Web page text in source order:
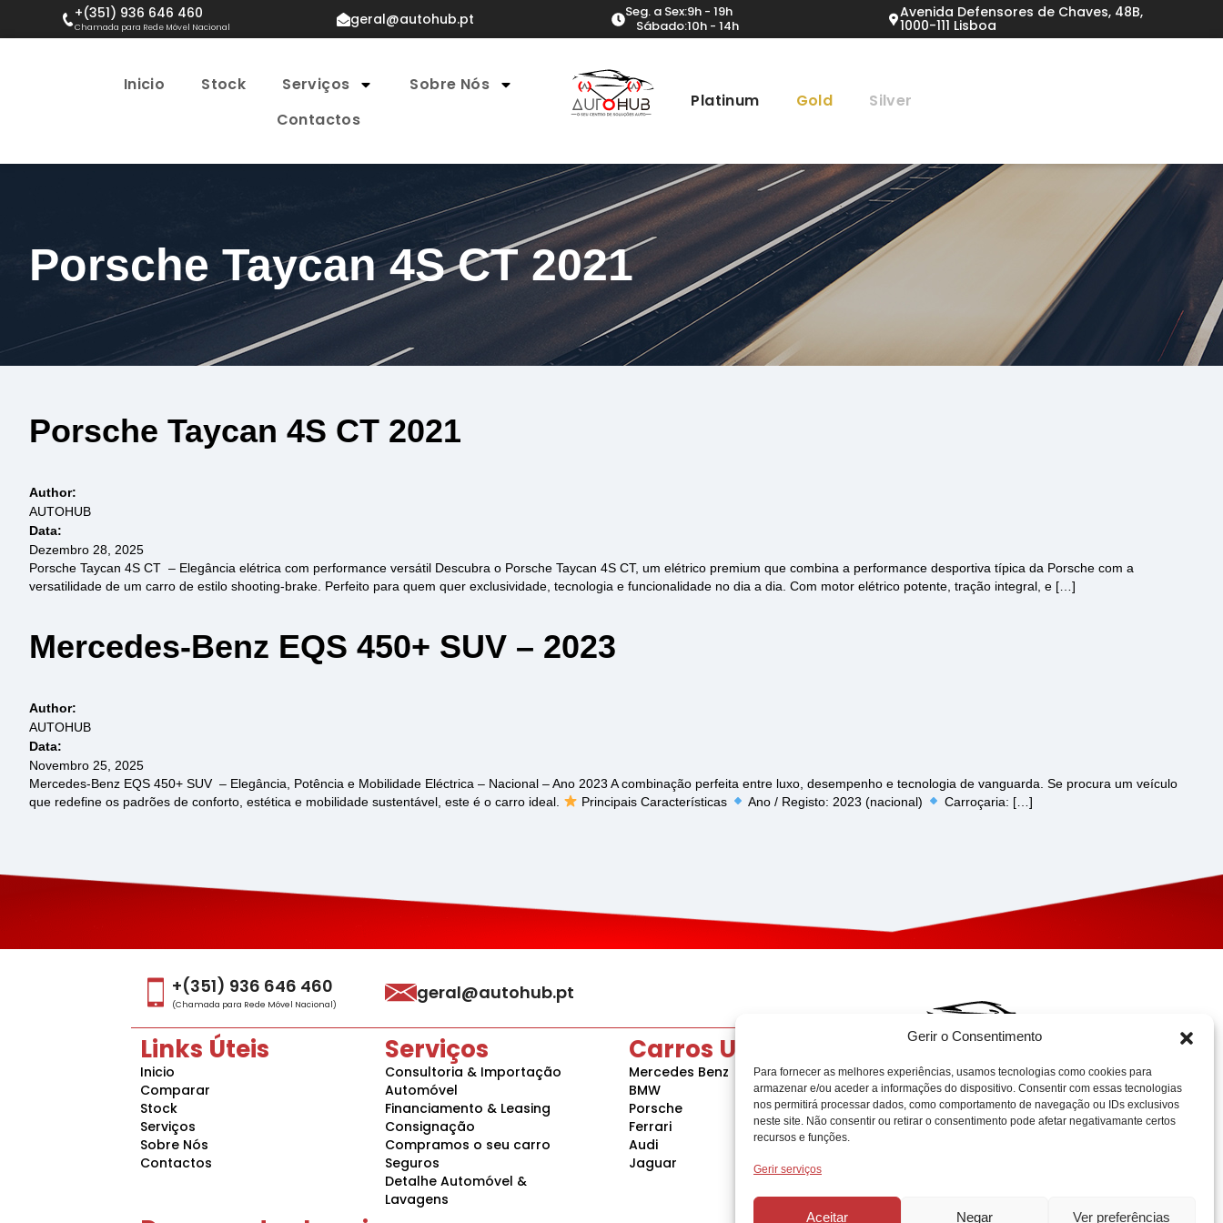
Gerir o Consentimento
Para fornecer as melhores experiências, usamos tecnologias como cookies para
armazenar e/ou aceder a informações do dispositivo. Consentir com essas tecnologias
nos permitirá processar dados, como comportamento de navegação ou IDs exclusivos
neste site. Não consentir ou retirar o consentimento pode afetar negativamante certos
recursos e funções.
Gerir serviços
Aceitar Negar Ver preferências
+(351) 936 646 460
Chamada para Rede Móvel Nacional geral@autohub.pt
Seg. a Sex:
Sábado:
9h - 19h
10h - 14h
Avenida Defensores de Chaves, 48B,
1000-111 Lisboa
Inicio Stock Serviços
Sobre Nós
Contactos
Platinum Gold Silver
Porsche Taycan 4S CT 2021
Porsche Taycan 4S CT 2021
Author:
AUTOHUB
Data:
Dezembro 28, 2025
Porsche Taycan 4S CT – Elegância elétrica com performance versátil Descubra o Porsche Taycan 4S CT, um elétrico premium que combina a performance desportiva típica da Porsche com a
versatilidade de um carro de estilo shooting-brake. Perfeito para quem quer exclusividade, tecnologia e funcionalidade no dia a dia. Com motor elétrico potente, tração integral, e […]
Mercedes-Benz EQS 450+ SUV – 2023
Author:
AUTOHUB
Data:
Novembro 25, 2025
Mercedes-Benz EQS 450+ SUV – Elegância, Potência e Mobilidade Eléctrica – Nacional – Ano 2023 A combinação perfeita entre luxo, desempenho e tecnologia de vanguarda. Se procura um veículo
que redefine os padrões de conforto, estética e mobilidade sustentável, este é o carro ideal.
Principais Características Ano / Registo: 2023 (nacional) Carroçaria: […]
+(351) 936 646 460
(Chamada para Rede Móvel Nacional)
geral@autohub.pt
Links Úteis
Inicio
Comparar
Stock
Serviços
Sobre Nós
Contactos
Serviços
Consultoria & Importação
Automóvel
Financiamento & Leasing
Consignação
Compramos o seu carro
Seguros
Detalhe Automóvel &
Lavagens
Carros Usados
Mercedes Benz
BMW
Porsche
Ferrari
Audi
Jaguar
Projeto Acelerar 2030,
desenvolvido pela Condensado
Numérico. Copyright © AUTO